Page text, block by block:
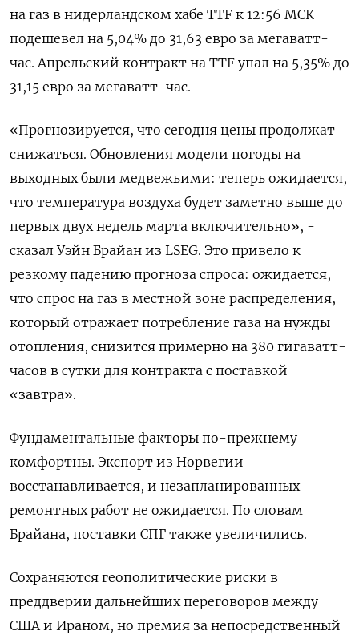
на газ в нидерландском хабе TTF к 12:56 МСК
подешевел на 5,04% до 31,63 евро за мегаватт-
час. Апрельский ​контракт на TTF ​упал на 5,​35% до
31,⁠15 евро за мегаватт-час.
«Прогнозируется, что ‌сегодня цены продолжат
снижаться. Обновления модели ‌погоды на
выходных были медвежьими: теперь ожидается,
что температура воздуха будет заметно ​выше до
первых двух недель марта включительно», -
сказал Уэйн ‌Брайан из LSEG. Это привело к
резкому падению прогноза спроса: ​ожидается,
что спрос на газ в местной зоне распределения,
который отражает потребление ‌газа на нужды
отопления, снизится примерно на 380 гигаватт-
часов в сутки для контракта с поставкой
«завтра».
Фундаментальные факторы ​по-прежнему ​
комфортны. Экспорт из Норвегии
‌восстанавливается, и незапланированных
ремонтных работ не ожидается. По словам
Брайана, ​поставки СПГ также увеличились.
Сохраняются геополитические риски в
преддверии дальнейших переговоров между
США и Ираном, но премия за непосредственный